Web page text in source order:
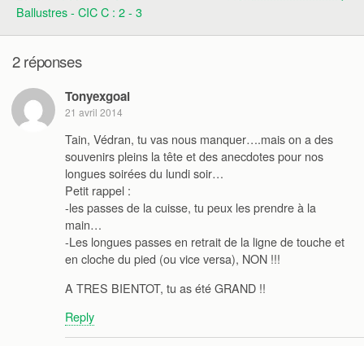
Ballustres - CIC C : 2 - 3
2 réponses
Tonyexgoal
21 avril 2014
Tain, Védran, tu vas nous manquer….mais on a des
souvenirs pleins la tête et des anecdotes pour nos
longues soirées du lundi soir…
Petit rappel :
-les passes de la cuisse, tu peux les prendre à la
main…
-Les longues passes en retrait de la ligne de touche et
en cloche du pied (ou vice versa), NON !!!
A TRES BIENTOT, tu as été GRAND !!
Reply